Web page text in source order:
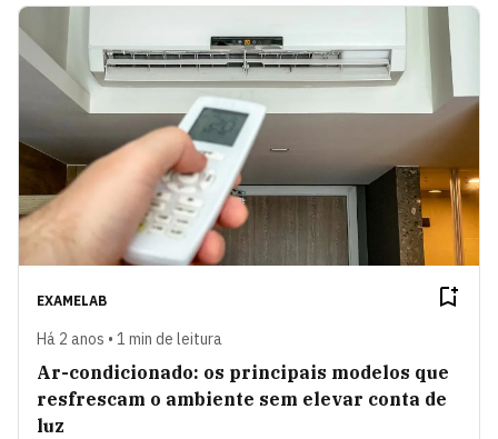
EXAMELAB
Há 2 anos • 1 min de leitura
Ar-condicionado: os principais modelos que
resfrescam o ambiente sem elevar conta de
luz